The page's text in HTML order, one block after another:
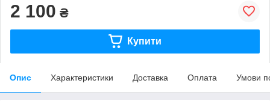
2 100 ₴
Купити
Опис Характеристики Доставка Оплата Умови